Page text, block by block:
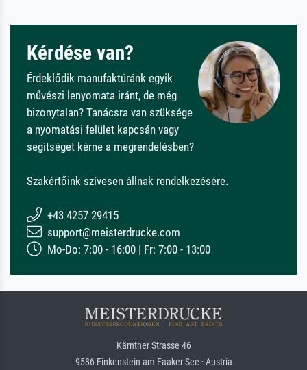
Kérdése van?
Érdeklődik manufaktúránk egyik
művészi lenyomata iránt, de még
bizonytalan? Tanácsra van szüksége
a nyomatási felület kapcsán vagy
segítséget kérne a megrendelésben?
Szakértőink szívesen állnak rendelkezésére.
+43 4257 29415
support@meisterdrucke.com
Mo-Do: 7:00 - 16:00 | Fr: 7:00 - 13:00
Kärntner Strasse 46
9586 Finkenstein am Faaker See · Austria